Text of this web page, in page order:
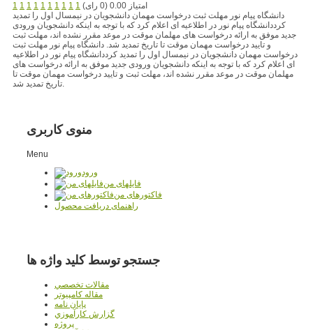
1 1 1 1 1 1 1 1 1 1
امتیاز 0.00 (0 رای)
دانشگاه پیام نور مهلت ثبت درخواست مهمان دانشجویان در نیمسال اول را تمدید
کرددانشگاه پیام نور در اطلاعیه ای اعلام کرد که با توجه به اینکه دانشجویان ورودی
جدید موفق به ارائه درخواست های مهلمان موقت در موعد مقرر نشده اند، مهلت ثبت
و تایید درخواست مهمان موقت تا تاریخ تمدید شد. دانشگاه پیام نور مهلت ثبت
درخواست مهمان دانشجویان در نیمسال اول را تمدید کرددانشگاه پیام نور در اطلاعیه
ای اعلام کرد که با توجه به اینکه دانشجویان ورودی جدید موفق به ارائه درخواست های
مهلمان موقت در موعد مقرر نشده اند، مهلت ثبت و تایید درخواست مهمان موقت تا
تاریخ تمدید شد.
منوی کاربری
Menu
ورود
فایلهای من
فاکتورهای من
راهنمای دریافت محصول
جستجو توسط کلید واژه ها
مقالات تخصصي
مقاله کامپیوتر
پایان نامه
گزارش کارآموزي
پروژه